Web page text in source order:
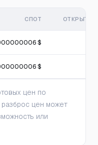
СПОТ
$
$
цен по
цен может
или